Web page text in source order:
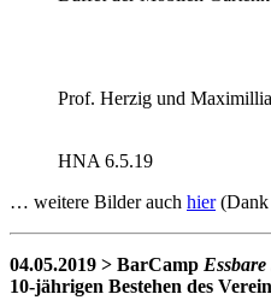
Prof. Herzig und
HNA 6.5.19
… weitere Bilder auch hier(Dank
04.05.2019 > BarCamp Essbare
10-jährigen Bestehen des